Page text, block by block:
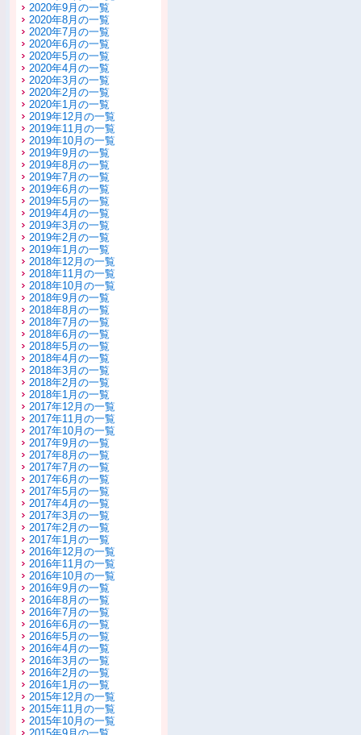
2020年9月の一覧
2020年8月の一覧
2020年7月の一覧
2020年6月の一覧
2020年5月の一覧
2020年4月の一覧
2020年3月の一覧
2020年2月の一覧
2020年1月の一覧
2019年12月の一覧
2019年11月の一覧
2019年10月の一覧
2019年9月の一覧
2019年8月の一覧
2019年7月の一覧
2019年6月の一覧
2019年5月の一覧
2019年4月の一覧
2019年3月の一覧
2019年2月の一覧
2019年1月の一覧
2018年12月の一覧
2018年11月の一覧
2018年10月の一覧
2018年9月の一覧
2018年8月の一覧
2018年7月の一覧
2018年6月の一覧
2018年5月の一覧
2018年4月の一覧
2018年3月の一覧
2018年2月の一覧
2018年1月の一覧
2017年12月の一覧
2017年11月の一覧
2017年10月の一覧
2017年9月の一覧
2017年8月の一覧
2017年7月の一覧
2017年6月の一覧
2017年5月の一覧
2017年4月の一覧
2017年3月の一覧
2017年2月の一覧
2017年1月の一覧
2016年12月の一覧
2016年11月の一覧
2016年10月の一覧
2016年9月の一覧
2016年8月の一覧
2016年7月の一覧
2016年6月の一覧
2016年5月の一覧
2016年4月の一覧
2016年3月の一覧
2016年2月の一覧
2016年1月の一覧
2015年12月の一覧
2015年11月の一覧
2015年10月の一覧